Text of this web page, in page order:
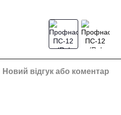
Новий відгук або коментар